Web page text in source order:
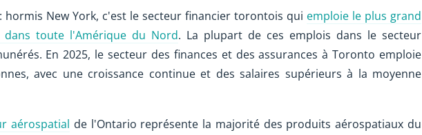
: hormis New York, c'est le secteur financier torontois qui emploie le plus grand
toute l'Amérique du Nord. La plupart de ces emplois dans le secteur
En 2025, le secteur des finances et des assurances à Toronto emploie
avec une croissance continue et des salaires supérieurs à la moyenne
aérospatial de l'Ontario représente la majorité des produits aérospatiaux du